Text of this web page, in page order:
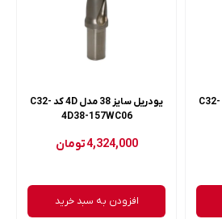
یودریل سایز 37 مدل 4D کد C32-
یودریل سایز 38 مدل 4D کد C32-
4D38-157WC06
4,324,000تومان
افزودن به سبد خرید